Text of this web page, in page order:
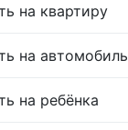
на квартиру
на автомобиль
на ребёнка